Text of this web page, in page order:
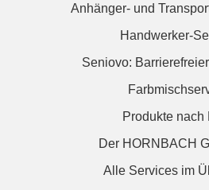
Anhänger- und
Handwerker-
Seniovo:
Produkte nach
Der HORNBACH
Alle Services im